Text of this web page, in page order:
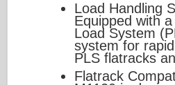
Load Handling
Equipped with a
Load System
system for
PLS flatracks
Flatrack